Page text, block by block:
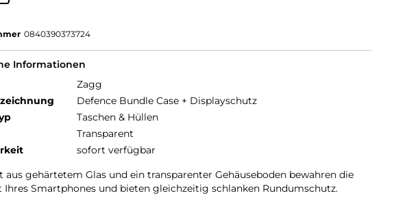
0840390373724
Informationen
Zagg
Defence Bundle Case + Displayschutz
Taschen & Hüllen
Transparent
sofort verfügbar
aus gehärtetem Glas und ein transparenter Gehäuseboden bewahren die
Ihres Smartphones und bieten gleichzeitig schlanken Rundumschutz.